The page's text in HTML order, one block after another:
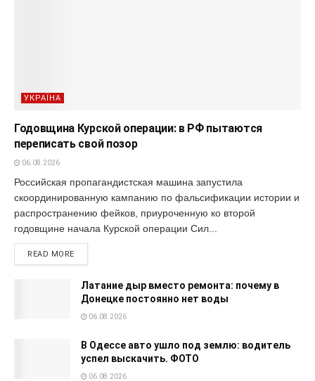
УКРАЇНА
Годовщина Курской операции: в РФ пытаются
переписать свой позор
06.08.2026
Российская пропагандистская машина запустила
скоординированную кампанию по фальсификации истории и
распространению фейков, приуроченную ко второй
годовщине начала Курской операции Сил...
READ MORE
Латание дыр вместо ремонта: почему в
Донецке постоянно нет воды
06.08.2026
В Одессе авто ушло под землю: водитель
успел выскачить. ФОТО
06.08.2026